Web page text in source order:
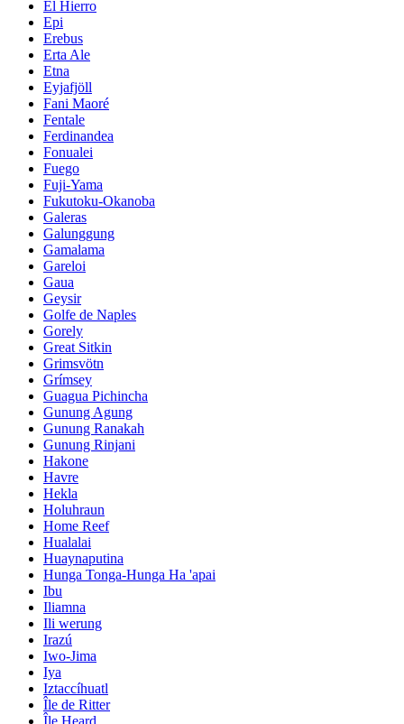
El Hierro
Epi
Erebus
Erta Ale
Etna
Eyjafjöll
Fani Maoré
Fentale
Ferdinandea
Fonualei
Fuego
Fuji-Yama
Fukutoku-Okanoba
Galeras
Galunggung
Gamalama
Gareloi
Gaua
Geysir
Golfe de Naples
Gorely
Great Sitkin
Grimsvötn
Grímsey
Guagua Pichincha
Gunung Agung
Gunung Ranakah
Gunung Rinjani
Hakone
Havre
Hekla
Holuhraun
Home Reef
Hualalai
Huaynaputina
Hunga Tonga-Hunga Ha 'apai
Ibu
Iliamna
Ili werung
Irazú
Iwo-Jima
Iya
Iztaccíhuatl
Île de Ritter